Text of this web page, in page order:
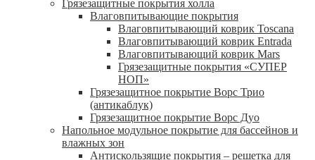
Грязезащитные покрытия холла
Влаговпитывающие покрытия
Влаговпитывающий коврик Toscana
Влаговпитывающий коврик Entrada
Влаговпитывающий коврик Mars
Грязезащитные покрытия «СУПЕР
НОП»
Грязезащитное покрытие Ворс Трио
(антикаблук)
Грязезащитное покрытие Ворс Дуо
Напольное модульное покрытие для бассейнов и
влажных зон
Антискользящие покрытия – решетка для